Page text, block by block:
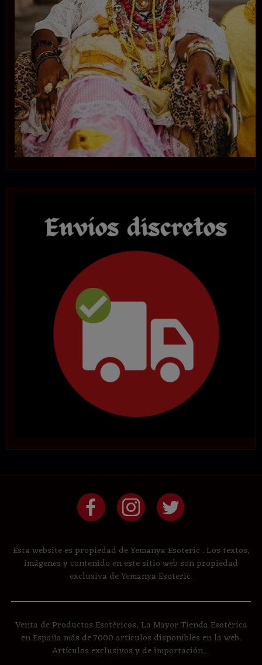
Esta website es propiedad de Yemanya Esoteric . Los textos,
imágenes y contenido en este sitio web son propiedad
exclusiva de Yemanya Esoteric.
Venta de Productos Esotéricos, La Mayor Tienda Esotérica
en España más de 7000 artículos disponibles en la web.
Artículos exclusivos y de importación....